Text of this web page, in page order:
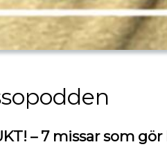
– 7 missar som